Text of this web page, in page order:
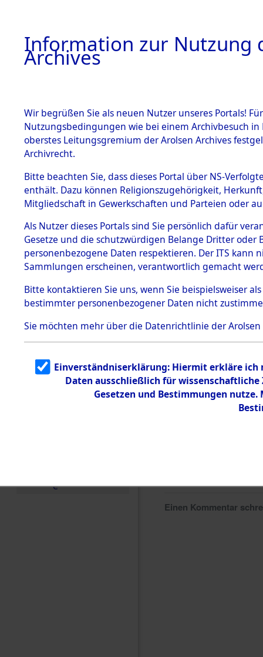
BESTÄNDE
1.
mente
5. Verschiedenes
5.3
Todesmärsche
5.3.1 Alliierte
Erhebungen
zu
Todesmärsch
en
5.3.2
g
5.3.3
Todesmärsch
e
Achmühle
Einen Kommentar
Information zur Nutzung
Archives
Wir begrüßen Sie als neuen Nutzer unseres Portals!
Nutzungsbedingungen wie bei einem Archivbesuch
oberstes Leitungsgremium der Arolsen Archives
Archivrecht.
Bitte beachten Sie, dass dieses Portal über NS-
enthält. Dazu können Religionszugehörigkeit,
Mitgliedschaft in Gewerkschaften und Parteien oder
Als Nutzer dieses Portals sind Sie persönlich dafür
Gesetze und die schutzwürdigen Belange Dritter
personenbezogene Daten respektieren. Der ITS
Sammlungen erscheinen, verantwortlich gemacht
Bitte kontaktieren Sie uns, wenn Sie beispielsweiser
bestimmter personenbezogener Daten nicht
Sie möchten mehr über die Datenrichtlinie der Arolsen
Einverständniserklärung: Hiermit erkläre ich
Daten ausschließlich für
Gesetzen und Bestimmungen